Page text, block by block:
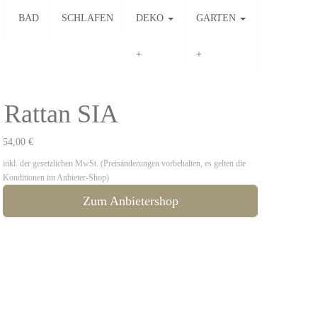
BAD SCHLAFEN DEKO GARTEN
SIA
54,00 €
inkl. der gesetzlichen MwSt. (Preisänderungen vorbehalten, es gelten die
Konditionen im Anbieter-Shop)
Zum Anbietershop